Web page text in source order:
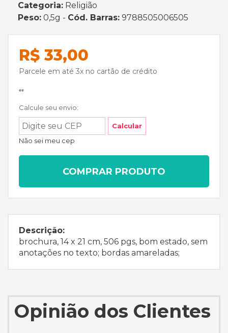
Categoria: Religião
Peso: 0,5g - Cód. Barras: 9788505006505
R$ 33,00
Parcele em até 3x no cartão de crédito
**
Calcule seu envio:
Calcular
Não sei meu cep
COMPRAR PRODUTO
Descrição:
brochura, 14 x 21 cm, 506 pgs, bom estado, sem
anotações no texto; bordas amareladas;
Opinião dos Clientes